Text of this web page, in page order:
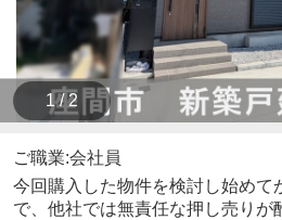
1 / 2
ご職業:会社員
今回購入した物件を検討し始めて
で、他社では無責任な押し売りが